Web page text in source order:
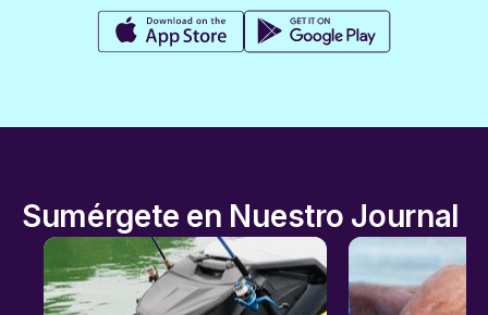
Sumérgete en Nuestro Journal